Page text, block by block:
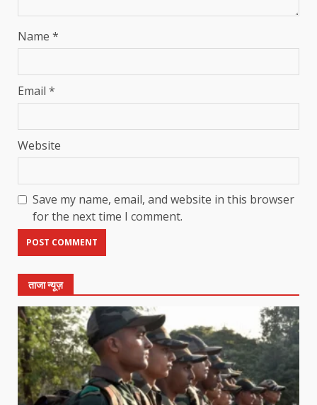
Name *
Email *
Website
Save my name, email, and website in this browser
for the next time I comment.
ताजा न्यूज़